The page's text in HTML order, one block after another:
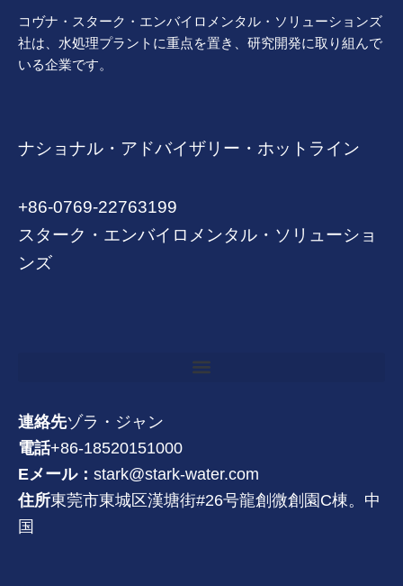
コヴナ・スターク・エンバイロメンタル・ソリューションズ
社は、水処理プラントに重点を置き、研究開発に取り組んで
いる企業です。
ナショナル・アドバイザリー・ホットライン
+86-0769-22763199
スターク・エンバイロメンタル・ソリューショ
ンズ
連絡先ゾラ・ジャン
電話+86-18520151000
Eメール： stark@stark-water.com
住所東莞市東城区漢塘街#26号龍創微創園C棟。中
国